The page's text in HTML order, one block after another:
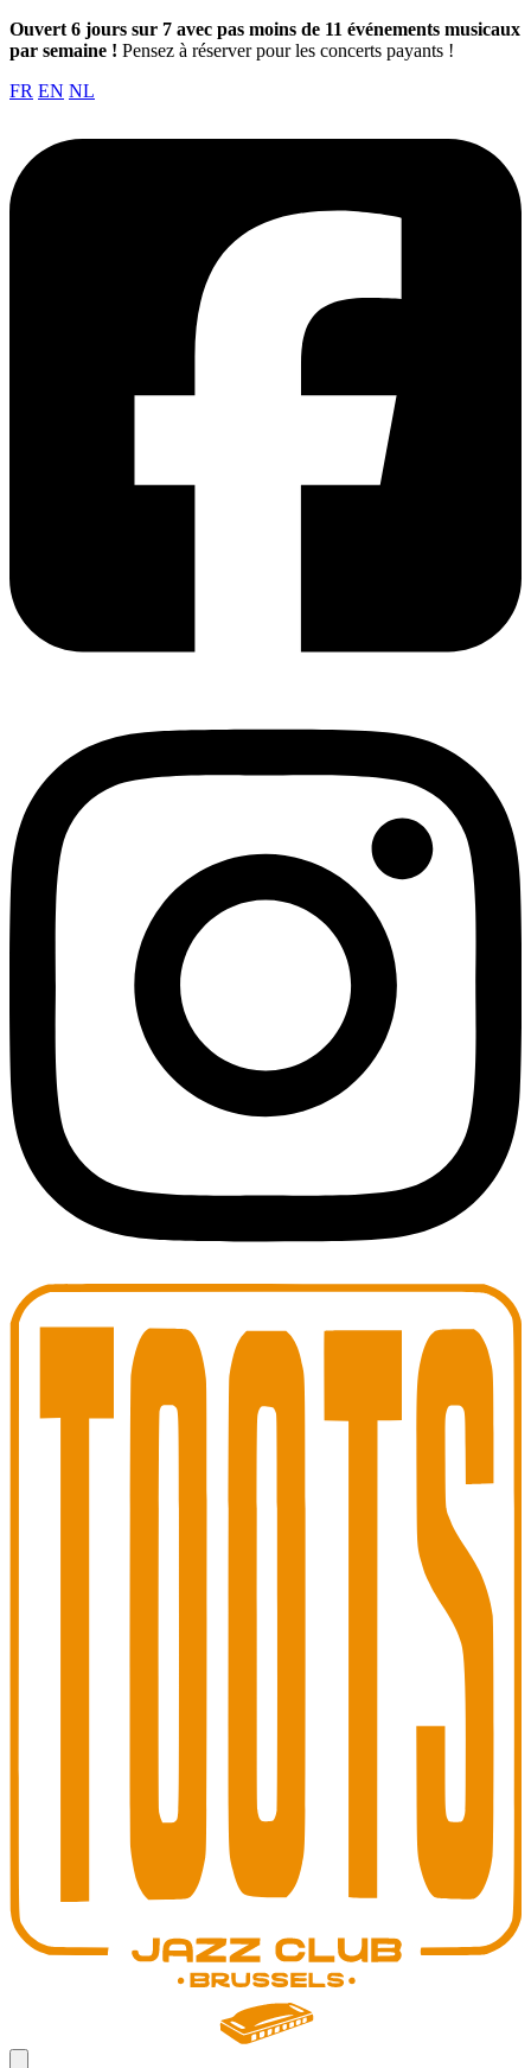
Ouvert 6 jours sur 7 avec pas moins de 11 événements musicaux
par semaine ! Pensez à réserver pour les concerts payants !
FR EN NL
Toots Jazz Club